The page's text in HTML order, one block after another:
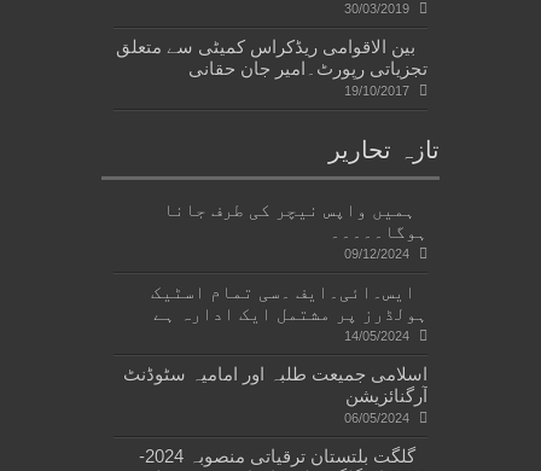
30/03/2019
بین الاقوامی ریڈکراس کمیٹی سے متعلق
تجزیاتی رپورٹ۔امیر جان حقانی
19/10/2017
تازہ تحاریر
ہمیں واپس نیچر کی طرف جانا
ہوگا۔۔۔۔۔
09/12/2024
ایس۔ائی۔ایف ۔سی تمام اسٹیک
ہولڈرز پر مشتمل ایک ادارہ ہے
14/05/2024
اسلامی جمیعت طلبہ اور امامیہ سٹوڈنٹ
آرگنائزیشن
06/05/2024
گلگت بلتستان ترقیاتی منصوبہ 2024-